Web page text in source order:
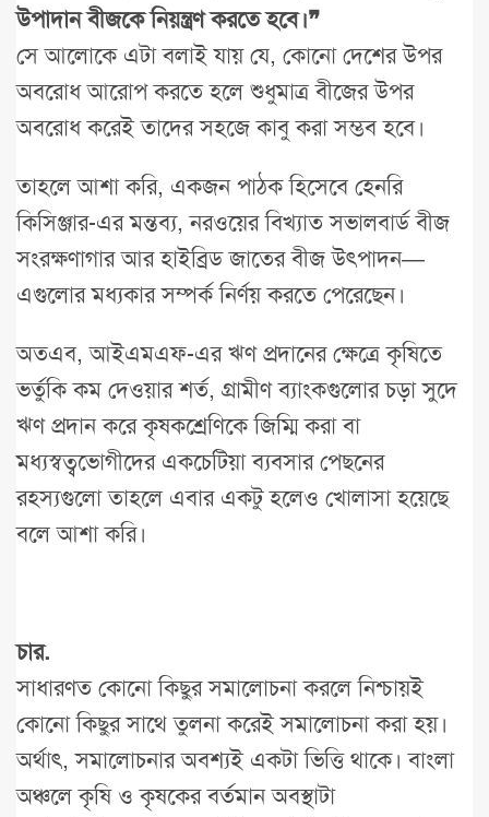
উপাদান বীজকে নিয়ন্ত্রণ করতে হবে।❞
সে আলোকে এটা বলাই যায় যে, কোনো দেশের উপর
অবরোধ আরোপ করতে হলে শুধুমাত্র বীজের উপর
অবরোধ করেই তাদের সহজে কাবু করা সম্ভব হবে।
তাহলে আশা করি, একজন পাঠক হিসেবে হেনরি
কিসিঞ্জার-এর মন্তব্য, নরওয়ের বিখ্যাত সভালবার্ড বীজ
সংরক্ষণাগার আর হাইব্রিড জাতের বীজ উৎপাদন—
এগুলোর মধ্যকার সম্পর্ক নির্ণয় করতে পেরেছেন।
অতএব, আইএমএফ-এর ঋণ প্রদানের ক্ষেত্রে কৃষিতে
ভর্তুকি কম দেওয়ার শর্ত, গ্রামীণ ব্যাংকগুলোর চড়া সুদে
ঋণ প্রদান করে কৃষকশ্রেণিকে জিম্মি করা বা
মধ্যস্বত্বভোগীদের একচেটিয়া ব্যবসার পেছনের
রহস্যগুলো তাহলে এবার একটু হলেও খোলাসা হয়েছে
বলে আশা করি।
চার.
সাধারণত কোনো কিছুর সমালোচনা করলে নিশ্চায়ই
কোনো কিছুর সাথে তুলনা করেই সমালোচনা করা হয়।
অর্থাৎ, সমালোচনার অবশ্যই একটা ভিত্তি থাকে। বাংলা
অঞ্চলে কৃষি ও কৃষকের বর্তমান অবস্থাটা